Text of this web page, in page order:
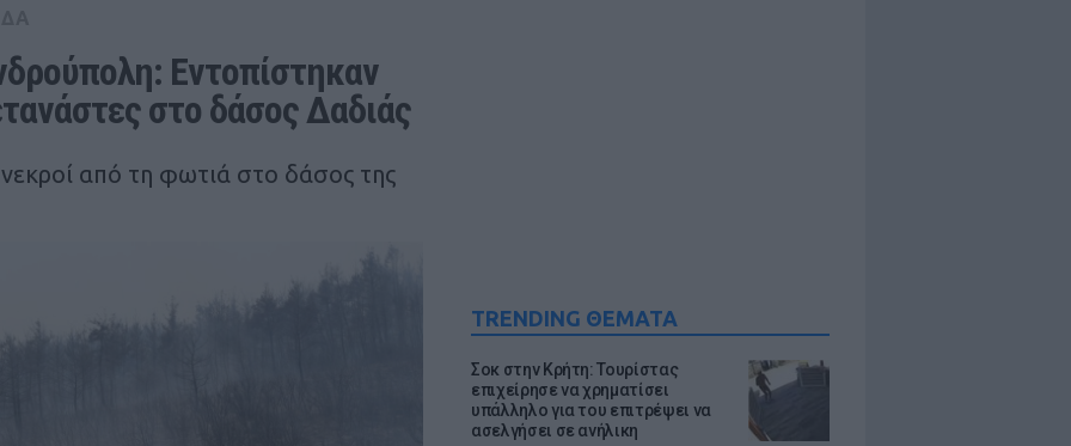
TRENDING ΘΕΜΑΤΑ
Σοκ στην Κρήτη: Τουρίστας
επιχείρησε να χρηματίσει
υπάλληλο για του επιτρέψει να
ασελγήσει σε ανήλικη
Εντοπίστηκαν
στο δάσος Δαδιάς
από τη φωτιά στο δάσος της